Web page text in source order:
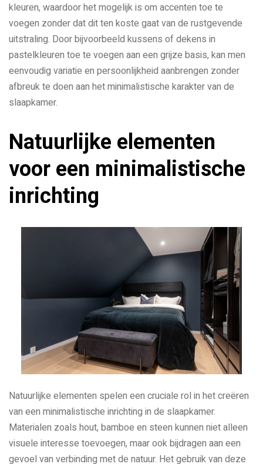
kleuren, waardoor het mogelijk is om accenten toe te
voegen zonder dat dit ten koste gaat van de rustgevende
uitstraling. Door bijvoorbeeld kussens of dekens in
pastelkleuren toe te voegen aan een grijze basis, kan men
eenvoudig variatie en persoonlijkheid aanbrengen zonder
afbreuk te doen aan het minimalistische karakter van de
slaapkamer.
Natuurlijke elementen
voor een minimalistische
inrichting
Natuurlijke elementen spelen een cruciale rol in het creëren
van een minimalistische inrichting in de slaapkamer.
Materialen zoals hout, bamboe en steen kunnen niet alleen
visuele interesse toevoegen, maar ook bijdragen aan een
gevoel van verbinding met de natuur. Het gebruik van deze